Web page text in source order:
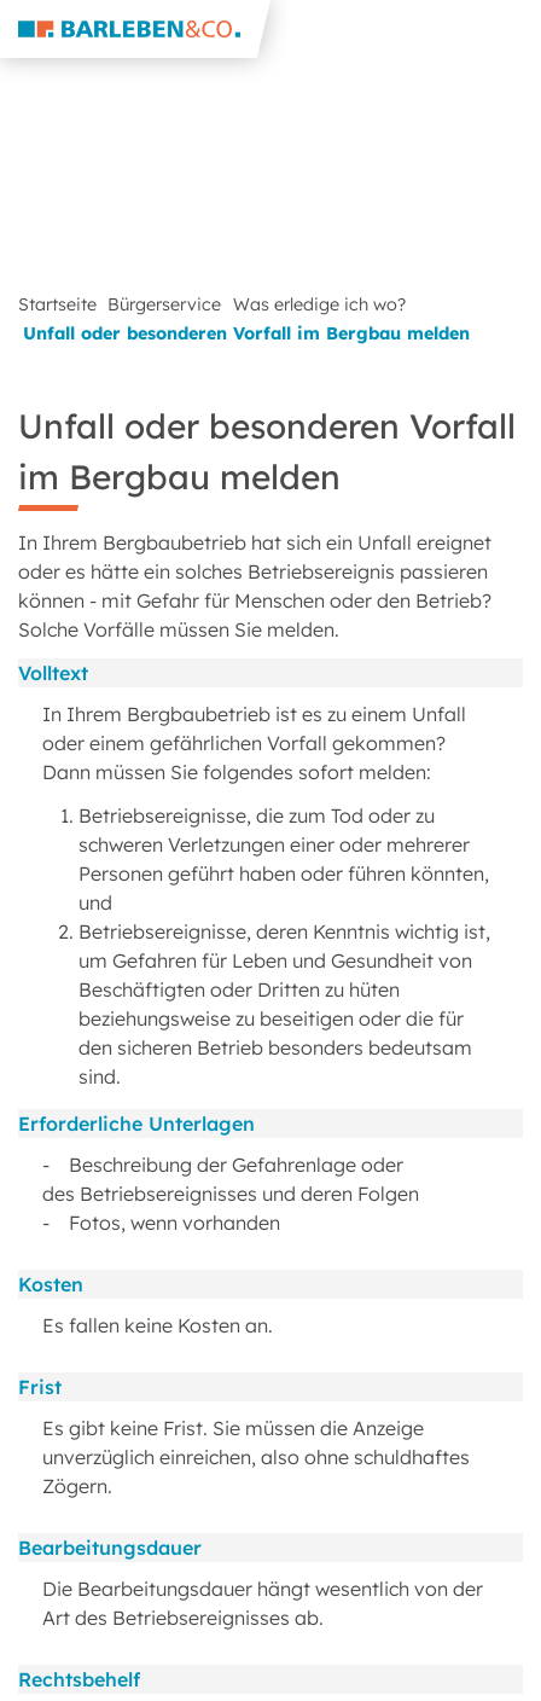
Startseite Bürgerservice Was erledige ich wo?
Unfall oder besonderen Vorfall im Bergbau melden
Unfall oder besonderen Vorfall
im Bergbau melden
In Ihrem Bergbaubetrieb hat sich ein Unfall ereignet
oder es hätte ein solches Betriebsereignis passieren
können - mit Gefahr für Menschen oder den Betrieb?
Solche Vorfälle müssen Sie melden.
Volltext
In Ihrem Bergbaubetrieb ist es zu einem Unfall
oder einem gefährlichen Vorfall gekommen?
Dann müssen Sie folgendes sofort melden:
Betriebsereignisse, die zum Tod oder zu
schweren Verletzungen einer oder mehrerer
Personen geführt haben oder führen könnten,
und
Betriebsereignisse, deren Kenntnis wichtig ist,
um Gefahren für Leben und Gesundheit von
Beschäftigten oder Dritten zu hüten
beziehungsweise zu beseitigen oder die für
den sicheren Betrieb besonders bedeutsam
sind.
Erforderliche Unterlagen
- Beschreibung der Gefahrenlage oder
des Betriebsereignisses und deren Folgen
- Fotos, wenn vorhanden
Kosten
Es fallen keine Kosten an.
Frist
Es gibt keine Frist. Sie müssen die Anzeige
unverzüglich einreichen, also ohne schuldhaftes
Zögern.
Bearbeitungsdauer
Die Bearbeitungsdauer hängt wesentlich von der
Art des Betriebsereignisses ab.
Rechtsbehelf